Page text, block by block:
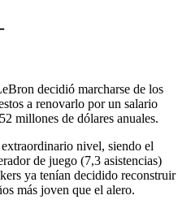
decidió marcharse de los
a renovarlo por un salario
millones de dólares anuales.
nivel, siendo el
de juego (7,3 asistencias)
ya tenían decidido reconstruir
más joven que el alero.